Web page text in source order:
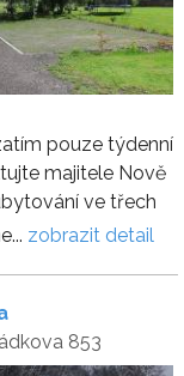
pouze týdenní
majitele Nově
ve třech
zobrazit detail
853